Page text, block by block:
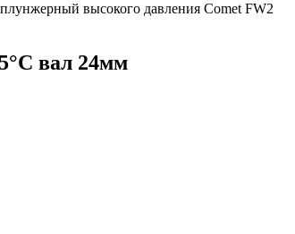
высокого давления Comet FW2
вал 24мм